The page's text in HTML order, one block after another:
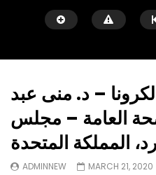
31:56
نيوز عربية – أزمة نورد ستريم مزيد
من التأزيم أم مفتاح للحل؟ Prof. Allam
– د. منى عبد
العامة – مجلس
المملكة المتحدة
ADMINNEW MARCH 21, 2020